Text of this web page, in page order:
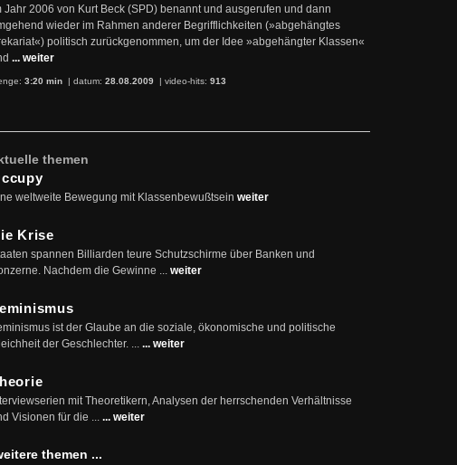
Jahr 2006 von Kurt Beck (SPD) benannt und ausgerufen und dann
wieder im Rahmen anderer Begrifflichkeiten (»abgehängtes
politisch zurückgenommen, um der Idee »abgehängter Klassen«
... weiter
3:20 min | datum: 28.08.2009 | video-hits: 913
themen
weltweite Bewegung mit Klassenbewußtsein weiter
Krise
spannen Billiarden teure Schutzschirme über Banken und
Nachdem die Gewinne ... weiter
ist der Glaube an die soziale, ökonomische und politische
der Geschlechter. ... ... weiter
mit Theoretikern, Analysen der herrschenden Verhältnisse
Visionen für die ... ... weiter
themen ...